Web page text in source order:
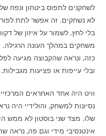
לשחקנים לתפוס ביטחון ונפח
לא נשחקים. זה אפשר לתת
בלי לחץ, לשמור על איזון של
משחקים במהלך העונה הרגילה.
כזה, ונראה שהקבוצה מגיעה
ובלי עייפות או פציעות מגבילות.
וויט היה אחד האחראים
נסיונות למשחק, והולידיי היה
שלו. מצד שני בוסטון לא ממש
אינטנסיבי מידי וגם פה, נראה